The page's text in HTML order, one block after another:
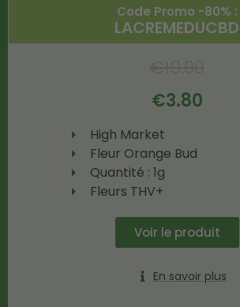
Code Promo -80% :
LACREMEDUCBD
€3.80
High Market
Fleur Orange Bud
Quantité : 1g
Fleurs THV+
Voir le produit
En savoir plus